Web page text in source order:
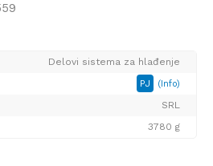
Delovi sistema za hlađenje
PJ (Info)
SRL
3780 g